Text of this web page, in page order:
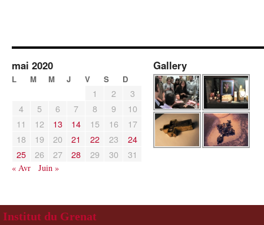
mai 2020
L M M J V S D
1 2
3
4
5 6 7 8 9
10
11
12 13 14 15 16
17
18
19 20 21 22 23
24
25
26 27 28 29 30 31
« Avr Juin »
Gallery
Institut du Grenat